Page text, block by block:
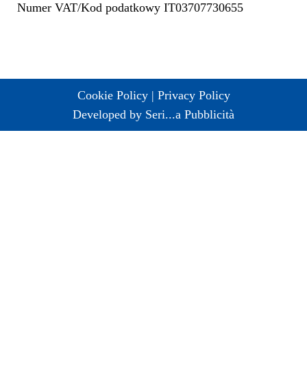
Numer VAT/Kod podatkowy IT03707730655
Cookie Policy | Privacy Policy
Developed by Seri...a Pubblicità